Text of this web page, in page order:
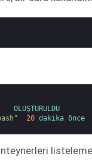
20 dakika